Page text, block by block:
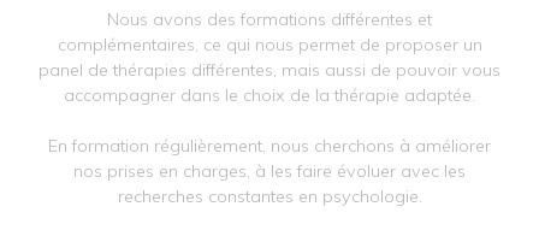
Nous avons des formations différentes et
complémentaires, ce qui nous permet de proposer un
panel de thérapies différentes, mais aussi de pouvoir vous
accompagner dans le choix de la thérapie adaptée.
En formation régulièrement, nous cherchons à améliorer
nos prises en charges, à les faire évoluer avec les
recherches constantes en psychologie.